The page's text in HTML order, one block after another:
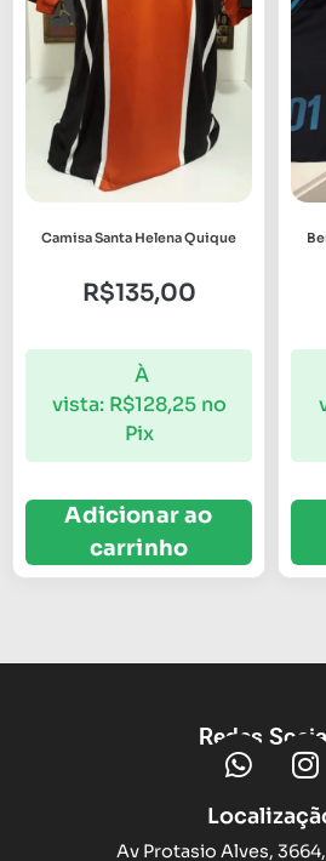
Camisa Santa Helena Quique
R$135,00
À
vista: R$128,25 no
Pix
Adicionar ao
carrinho
Redes
Av Protasio Alves,